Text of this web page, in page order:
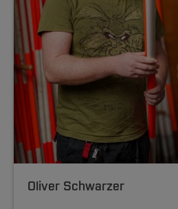
Oliver Schwarzer